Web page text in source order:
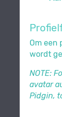
Om een
wordt
NOTE:
avatar
Pidgin,